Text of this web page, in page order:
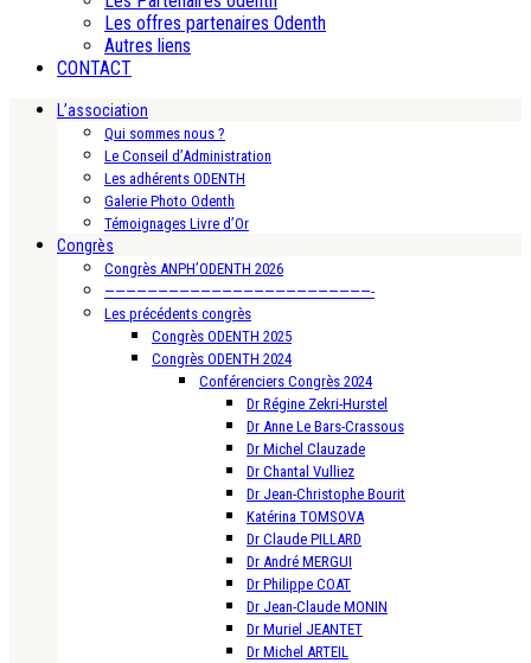
Les offres partenaires Odenth
Autres liens
CONTACT
L’association
Qui sommes nous ?
Le Conseil d’Administration
Les adhérents ODENTH
Galerie Photo Odenth
Témoignages Livre d’Or
Congrès
Congrès ANPH’ODENTH 2026
—————————————————————————-
Les précédents congrès
Congrès ODENTH 2025
Congrès ODENTH 2024
Conférenciers Congrès 2024
Dr Régine Zekri-Hurstel
Dr Anne Le Bars-Crassous
Dr Michel Clauzade
Dr Chantal Vulliez
Dr Jean-Christophe Bourit
Katérina TOMSOVA
Dr Claude PILLARD
Dr André MERGUI
Dr Philippe COAT
Dr Jean-Claude MONIN
Dr Muriel JEANTET
Dr Michel ARTEIL